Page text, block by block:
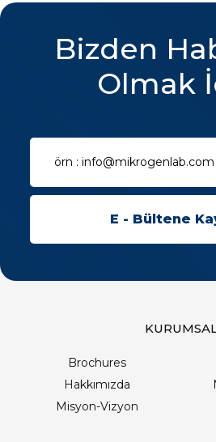
Bizden
Olmak
Brochures
Hakkımızda
Misyon-Vizyon